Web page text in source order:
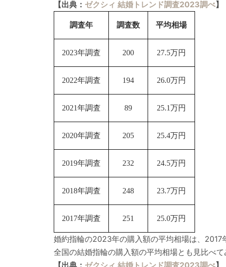
【出典： ゼクシィ 結婚トレンド調査2023調べ】
調査年 調査数 平均相場
2023年調査 200 27.5万円
2022年調査 194 26.0万円
2021年調査 89 25.1万円
2020年調査 205 25.4万円
2019年調査 232 24.5万円
2018年調査 248 23.7万円
2017年調査 251 25.0万円
婚約指輪の2023年の購入額の平均相場は、
全国の結婚指輪の購入額の平均相場とも見比べて
【出典： ゼクシィ 結婚トレンド調査2023調べ】